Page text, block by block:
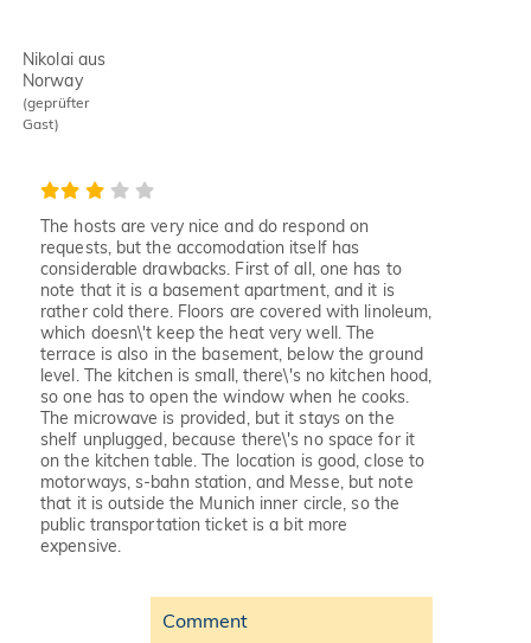
Nikolai aus
Norway
(geprüfter
Gast)
The hosts are very nice and do respond on
requests, but the accomodation itself has
considerable drawbacks. First of all, one has to
note that it is a basement apartment, and it is
rather cold there. Floors are covered with linoleum,
which doesn\'t keep the heat very well. The
terrace is also in the basement, below the ground
level. The kitchen is small, there\'s no kitchen hood,
so one has to open the window when he cooks.
The microwave is provided, but it stays on the
shelf unplugged, because there\'s no space for it
on the kitchen table. The location is good, close to
motorways, s-bahn station, and Messe, but note
that it is outside the Munich inner circle, so the
public transportation ticket is a bit more
expensive.
Comment